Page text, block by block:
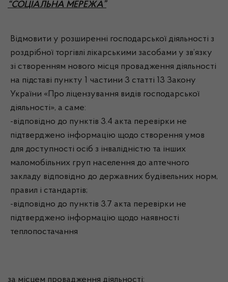
“СОЦІАЛЬНА МЕРЕЖА”
Відмовити у розширенні господарської діяльності з
роздрібної торгівлі лікарськими засобами у зв’язку
зі створенням нового місця провадження діяльності
на підставі пункту 1 частини 3 статті 13 Закону
України «Про ліцензування видів господарської
діяльності», а саме:
-відповідно до пунктів 3.4 акта перевірки не
підтверджено інформацію щодо створення умов
для доступності осіб з інвалідністю та інших
маломобільних груп населення до аптечного
закладу відповідно до державних будівельних норм,
правил і стандартів;
-відповідно до пунктів 3.7 акта перевірки не
підтверджено інформацію щодо наявності
теплопостачання
за місцем провадження діяльності: